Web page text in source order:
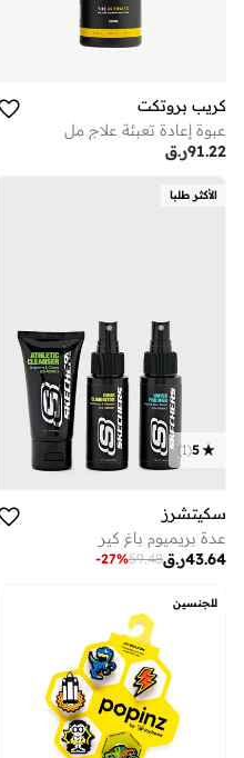
كريب بروتكت
عبوة إعادة تعبئة علاج مل
ر.ق91.22
الأكثر طلبا
5
(
1
)
سكيتشرز
عدة بريميوم باغ كير
ر.ق43.64
59.48
-27%
للجنسين